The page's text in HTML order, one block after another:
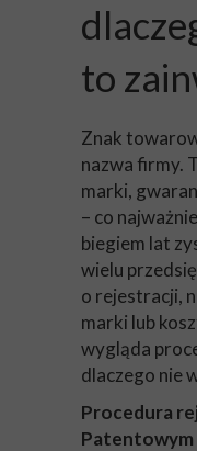
to
Znak
nazwa firmy.
marki,
– co
biegiem lat
wielu
o rejestracji,
marki lub
wygląda
dlaczego nie
Procedura
Patentowym